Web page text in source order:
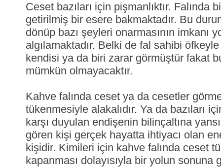
Ceset bazıları için pişmanlıktır.
getirilmiş bir esere bakmaktadır. Bu
dönüp bazı şeyleri onarmasının imkanı
algılamaktadır. Belki de fal sahibi
kendisi ya da biri zarar görmüştür fakat
mümkün olmayacaktır.
Kahve falında ceset ya da cesetler
tükenmesiyle alakalıdır. Ya da bazıları
karşı duyulan endişenin bilinçaltına
gören kişi gerçek hayatta ihtiyacı olan
kişidir. Kimileri için kahve falında ceset
kapanması dolayısıyla bir yolun sonuna